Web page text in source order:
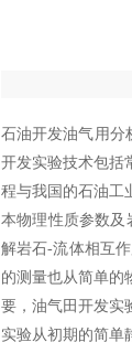
石油开发油气用
开发实验技术包括
程与我国的石油工
本物理性质参数
解岩石-流体相互
的测量也从简单的
要，油气田开发实
实验从初期的简单